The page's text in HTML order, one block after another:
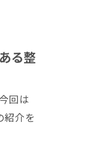
る整
回は
紹介を